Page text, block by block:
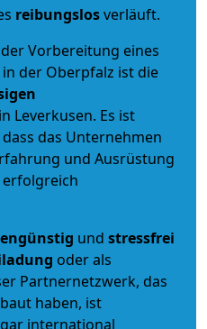
reibungslosverläuft.
Vorbereitung eines
der Oberpfalz ist die
Leverkusen. Es ist
das Unternehmen
und Ausrüstung
und stressfrei
oder als
Partnernetzwerk, das
haben, ist
international